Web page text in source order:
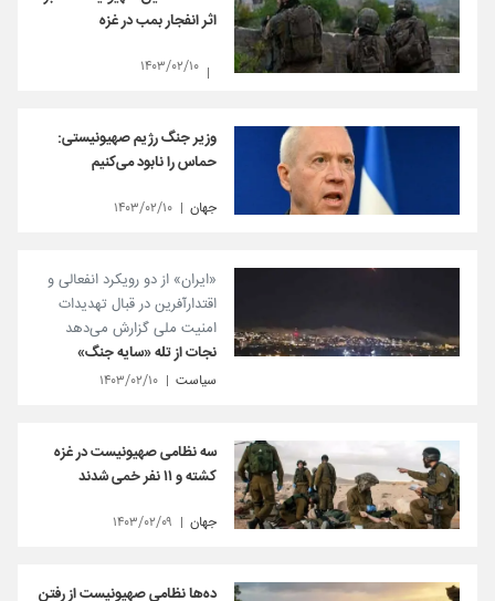
اثر انفجار بمب در غزه
۱۴۰۳/۰۲/۱۰
وزیر جنگ رژیم صهیونیستی:
حماس را نابود می‌کنیم
جهان ۱۴۰۳/۰۲/۱۰
«ایران» از دو رویکرد انفعالی و
اقتدارآفرین در قبال تهدیدات
امنیت ملی گزارش می‌دهد
نجات از تله «سایه جنگ»
سیاست ۱۴۰۳/۰۲/۱۰
سه نظامی صهیونیست در غزه
کشته و ۱۱ نفر خمی شدند
جهان ۱۴۰۳/۰۲/۰۹
ده‌ها نظامی صهیونیست از رفتن